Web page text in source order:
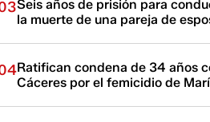
Seis años de prisión para
la muerte de una pareja de
Ratifican condena de 34 años
Cáceres por el femicidio de